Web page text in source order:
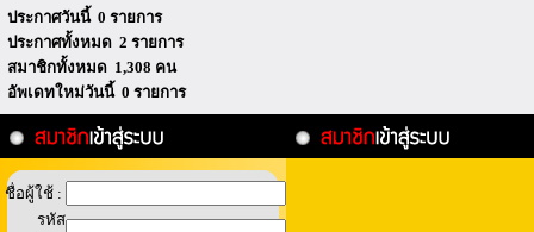
ประกาศวันนี้ 0 รายการ
ประกาศทั้งหมด 2 รายการ
สมาชิกทั้งหมด 1,308 คน
อัพเดทใหม่วันนี้ 0 รายการ
ชื่อผู้ใช้ :
รหัส